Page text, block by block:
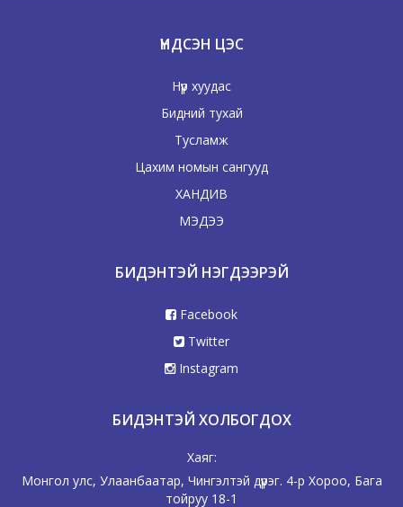
ҮНДСЭН ЦЭС
Нүүр хуудас
Бидний тухай
Тусламж
Цахим номын сангууд
ХАНДИВ
МЭДЭЭ
БИДЭНТЭЙ НЭГДЭЭРЭЙ
Facebook
Twitter
Instagram
БИДЭНТЭЙ ХОЛБОГДОХ
Хаяг:
Монгол улс, Улаанбаатар, Чингэлтэй дүүрэг. 4-р Хороо, Бага
тойруу 18-1